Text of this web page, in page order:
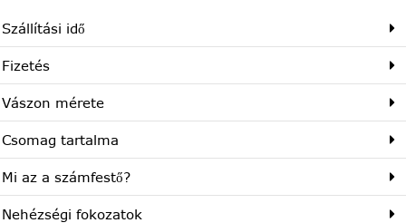
Szállítási idő
Fizetés
Vászon mérete
Csomag tartalma
Mi az a számfestő?
Nehézségi fokozatok